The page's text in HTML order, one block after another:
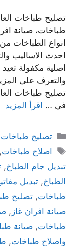
تصليح طباخات
طباخات، صيانة
انواع الطباخات
احدث الاساليب
اصلية مكفولة تعيد
والتعرف على
تصليح طباخات
في … اقرأ المزيد
التصنيفات
تصليح طباخات
الوسوم
اصلاح طباخات,
تبديل جام الطباخ,
الطباخ, تبديل
طباخات, تصليح
صيانة افران غاز ,
طباخات, صيانة
واصلاح طباخات,